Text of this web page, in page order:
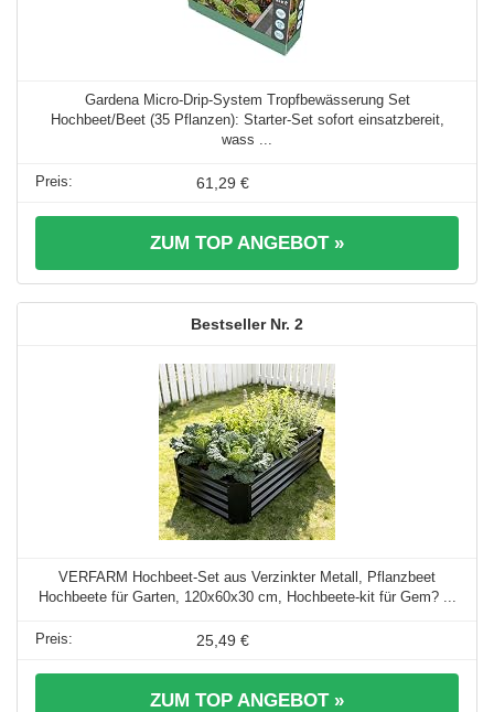
Gardena Micro-Drip-System Tropfbewässerung Set
Hochbeet/Beet (35 Pflanzen): Starter-Set sofort einsatzbereit,
wass ...
61,29 €
ZUM TOP ANGEBOT »
2
VERFARM Hochbeet-Set aus Verzinkter Metall, Pflanzbeet
Hochbeete für Garten, 120x60x30 cm, Hochbeete-kit für Gem? ...
25,49 €
ZUM TOP ANGEBOT »